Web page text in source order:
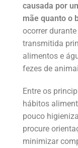
causada por
mãe quanto o
ocorrer
transmitida
alimentos e
fezes de
Entre os
hábitos
pouco
procure
minimizar